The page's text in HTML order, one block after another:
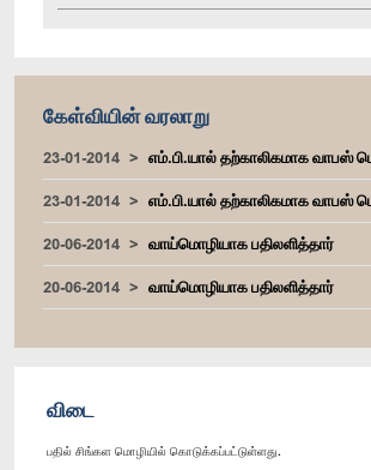
கேள்வியின் வரலாறு
23-01-2014
எம்.பி.யால் தற்காலிகமாக வாபஸ்
23-01-2014
எம்.பி.யால் தற்காலிகமாக வாபஸ்
20-06-2014
வாய்மொழியாக பதிலளித்தார்
20-06-2014
வாய்மொழியாக பதிலளித்தார்
விடை
பதில் சிங்கள மொழியில் கொடுக்கப்பட்டுள்ளது.